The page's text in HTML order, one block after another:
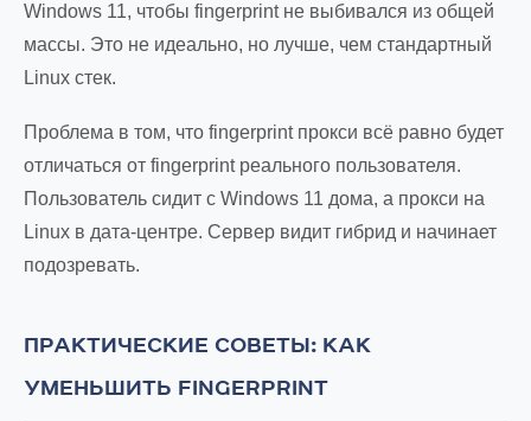
Windows 11, чтобы fingerprint не выбивался из общей
массы. Это не идеально, но лучше, чем стандартный
Linux стек.
Проблема в том, что fingerprint прокси всё равно будет
отличаться от fingerprint реального пользователя.
Пользователь сидит с Windows 11 дома, а прокси на
Linux в дата-центре. Сервер видит гибрид и начинает
подозревать.
ПРАКТИЧЕСКИЕ СОВЕТЫ: КАК
УМЕНЬШИТЬ FINGERPRINT